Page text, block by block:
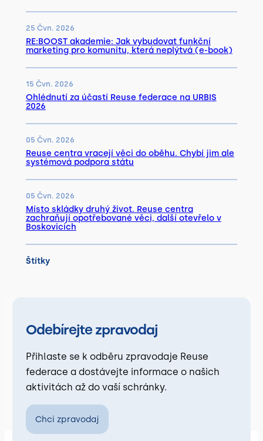
25 Čvn. 2026
RE:BOOST akademie: Jak vybudovat funkční
marketing pro komunitu, která neplýtvá (e-book)
15 Čvn. 2026
Ohlédnutí za účastí Reuse federace na URBIS
2026
05 Čvn. 2026
Reuse centra vracejí věci do oběhu. Chybí jim ale
systémová podpora státu
05 Čvn. 2026
Místo skládky druhý život. Reuse centra
zachraňují opotřebované věci, další otevřelo v
Boskovicích
Štítky
Odebírejte zpravodaj
Přihlaste se k odběru zpravodaje Reuse
federace a dostávejte informace o našich
aktivitách až do vaší schránky.
Chci zpravodaj